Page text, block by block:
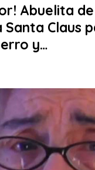
Abuelita
Santa Claus
y…